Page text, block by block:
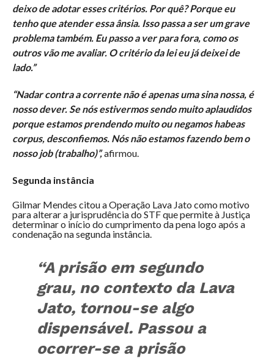
deixo de adotar esses critérios. Por quê? Porque eu
tenho que atender essa ânsia. Isso passa a ser um grave
problema também. Eu passo a ver para fora, como os
outros vão me avaliar. O critério da lei eu já deixei de
lado.”
“Nadar contra a corrente não é apenas uma sina nossa, é
nosso dever. Se nós estivermos sendo muito aplaudidos
porque estamos prendendo muito ou negamos habeas
corpus, desconfiemos. Nós não estamos fazendo bem o
nosso job (trabalho)”,afirmou.
Segunda instância
Gilmar Mendes citou a Operação Lava Jato como motivo
para alterar a jurisprudência do STF que permite à Justiça
determinar o início do cumprimento da pena logo após a
condenação na segunda instância.
“A prisão em segundo
grau, no contexto da Lava
Jato, tornou-se algo
dispensável. Passou a
ocorrer-se a prisão